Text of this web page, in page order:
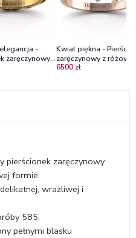
-
zaręczynowy z
z białym
Kwiat piękna -
zaręczynowy z
złota z białym
6500 zł
pierścionek zaręczynowy
formie.
wrażliwej i
585.
pełnymi blasku